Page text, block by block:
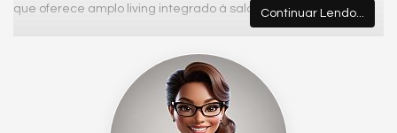
que oferece amplo living integrado à sala de estar e jantar.
adulto, infantil e aquecida, salão festa, brinquedoteca,
playground, sala de jogos e academia, tudo para promover
maior conforto e qualidade de vida para toda família.
Continuar Lendo...